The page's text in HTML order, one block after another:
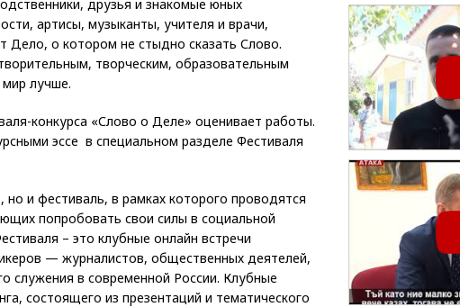
друзья и знакомые юных
артисы, музыканты, учителя и врачи,
о котором не стыдно сказать Слово.
творческим, образовательным
лучше.
конкурса «Слово о Деле» оценивает работы.
эссе в специальном разделе Фестиваля
и фестиваль, в рамках которого проводятся
попробовать свои силы в социальной
– это клубные онлайн встречи
— журналистов, общественных деятелей,
служения в современной России. Клубные
состоящего из презентаций и тематического